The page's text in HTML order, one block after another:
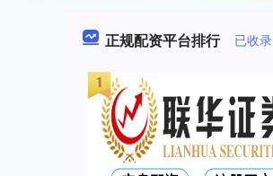
正规配资平台排行 已收录